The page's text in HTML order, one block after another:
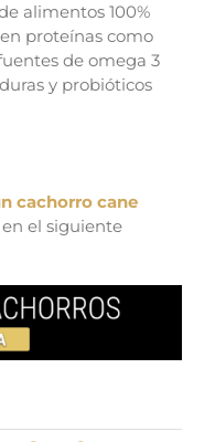
alimentos 100%
proteínas como
de omega 3
y probióticos
cachorro cane
el siguiente